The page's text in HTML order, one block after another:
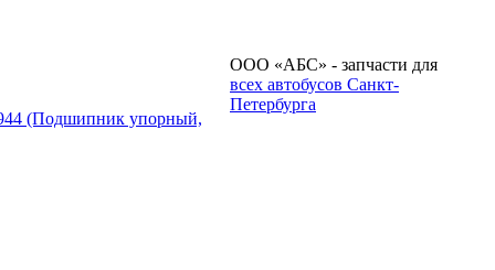
(Подшипник упорный,
ООО «АБС» - запчасти для
всех автобусов Санкт-
Петербурга